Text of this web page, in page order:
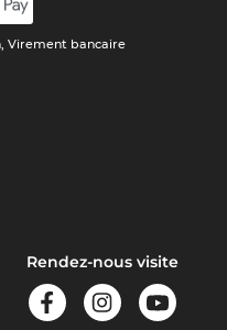
Virement bancaire
Rendez-nous visite